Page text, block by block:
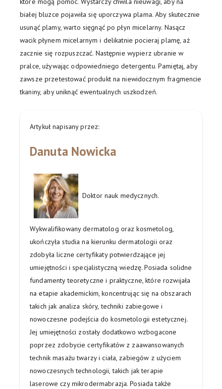
białej bluzce pojawiła się uporczywa plama. Aby skutecznie
usunąć plamy, warto sięgnąć po płyn micelarny. Nasącz
wacik płynem micelarnym i delikatnie pocieraj plamę, aż
zacznie się rozpuszczać. Następnie wypierz ubranie w
pralce, używając odpowiedniego detergentu. Pamiętaj, aby
zawsze przetestować produkt na niewidocznym fragmencie
tkaniny, aby uniknąć ewentualnych uszkodzeń.
Artykuł napisany przez:
Danuta Nowicka
Doktor nauk medycznych.
Wykwalifikowany dermatolog oraz kosmetolog,
ukończyła studia na kierunku dermatologii oraz
zdobyła liczne certyfikaty potwierdzające jej
umiejętności i specjalistyczną wiedzę. Posiada solidne
fundamenty teoretyczne i praktyczne, które rozwijała
na etapie akademickim, koncentrując się na obszarach
takich jak analiza skóry, techniki zabiegowe i
nowoczesne podejścia do kosmetologii estetycznej.
Jej umiejętności zostały dodatkowo wzbogacone
poprzez zdobycie certyfikatów z zaawansowanych
technik masażu twarzy i ciała, zabiegów z użyciem
nowoczesnych technologii, takich jak terapie
laserowe czy mikrodermabrazja. Posiada także